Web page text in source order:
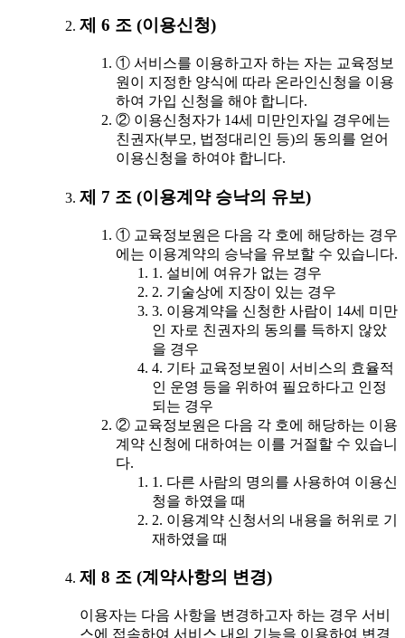
제 6 조 (이용신청)
① 서비스를 이용하고자 하는 자는 교육정보
원이 지정한 양식에 따라 온라인신청을 이용
하여 가입 신청을 해야 합니다.
② 이용신청자가 14세 미만인자일 경우에는
친권자(부모, 법정대리인 등)의 동의를 얻어
이용신청을 하여야 합니다.
제 7 조 (이용계약 승낙의 유보)
① 교육정보원은 다음 각 호에 해당하는 경우
에는 이용계약의 승낙을 유보할 수 있습니다.
1. 설비에 여유가 없는 경우
2. 기술상에 지장이 있는 경우
3. 이용계약을 신청한 사람이 14세 미만
인 자로 친권자의 동의를 득하지 않았
을 경우
4. 기타 교육정보원이 서비스의 효율적
인 운영 등을 위하여 필요하다고 인정
되는 경우
② 교육정보원은 다음 각 호에 해당하는 이용
계약 신청에 대하여는 이를 거절할 수 있습니
다.
1. 다른 사람의 명의를 사용하여 이용신
청을 하였을 때
2. 이용계약 신청서의 내용을 허위로 기
재하였을 때
제 8 조 (계약사항의 변경)
이용자는 다음 사항을 변경하고자 하는 경우 서비
스에 접속하여 서비스 내의 기능을 이용하여 변경